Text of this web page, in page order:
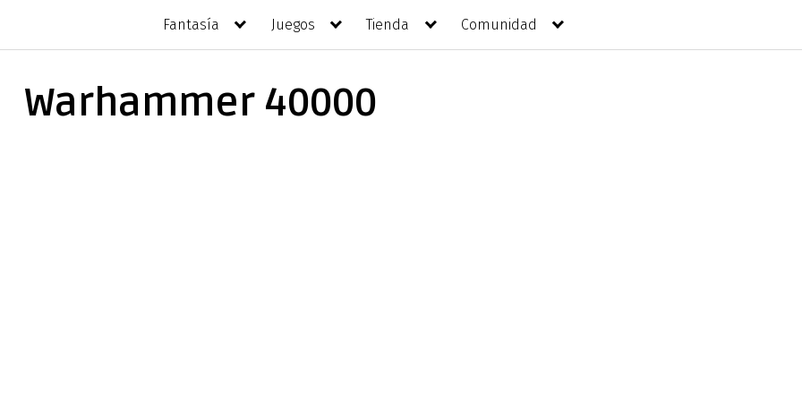
Fantasía Juegos Tienda Comunidad
Warhammer 40000